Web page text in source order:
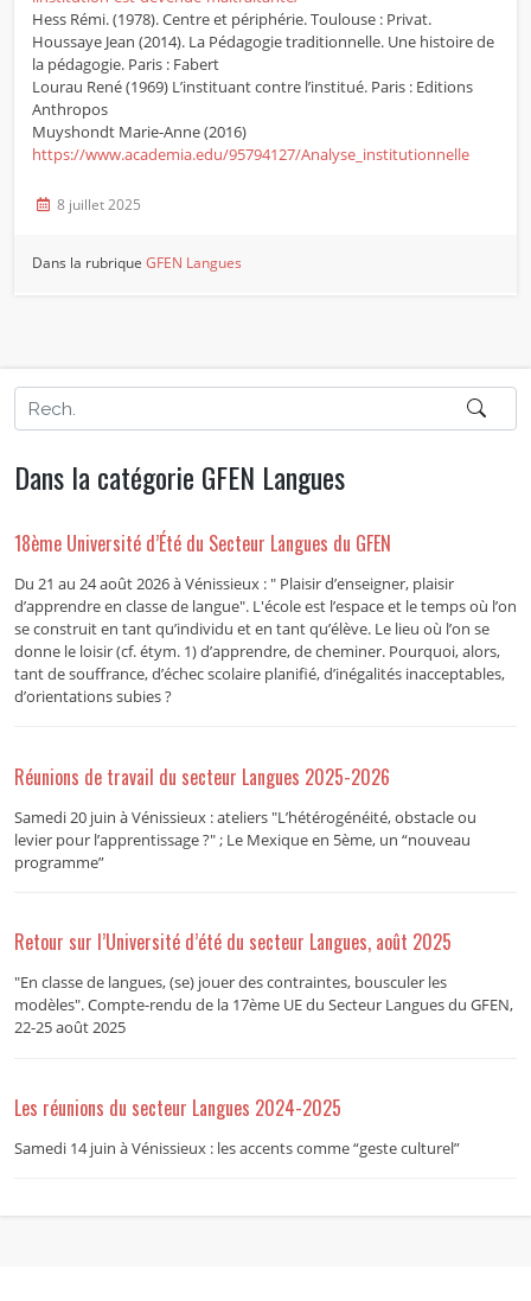
Hess Rémi. (1978). Centre et périphérie. Toulouse : Privat.
Houssaye Jean (2014). La Pédagogie traditionnelle. Une histoire de
la pédagogie. Paris : Fabert
Lourau René (1969) L’instituant contre l’institué. Paris : Editions
Anthropos
Muyshondt Marie-Anne (2016)
https://www.academia.edu/95794127/Analyse_institutionnelle
8 juillet 2025
Dans la rubriqueGFEN Langues
Dans la catégorie GFEN Langues
18ème Université d’Été du Secteur Langues du GFEN
Du 21 au 24 août 2026 à Vénissieux : " Plaisir d’enseigner, plaisir
d’apprendre en classe de langue". L'école est l’espace et le temps où l’on
se construit en tant qu’individu et en tant qu’élève. Le lieu où l’on se
donne le loisir (cf. étym. 1) d’apprendre, de cheminer. Pourquoi, alors,
tant de souffrance, d’échec scolaire planifié, d’inégalités inacceptables,
d’orientations subies ?
Réunions de travail du secteur Langues 2025-2026
Samedi 20 juin à Vénissieux : ateliers "L’hétérogénéité, obstacle ou
levier pour l’apprentissage ?" ; Le Mexique en 5ème, un “nouveau
programme”
Retour sur l’Université d’été du secteur Langues, août 2025
"En classe de langues, (se) jouer des contraintes, bousculer les
modèles". Compte-rendu de la 17ème UE du Secteur Langues du GFEN,
22-25 août 2025
Les réunions du secteur Langues 2024-2025
Samedi 14 juin à Vénissieux : les accents comme “geste culturel”